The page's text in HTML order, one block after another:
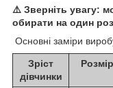
⚠️ Зверніть увагу:
обирати на один
Основні заміри
Зріст
дівчинки
Розмір